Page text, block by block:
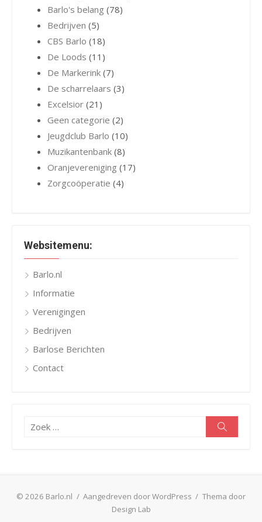
Barlo's belang (78)
Bedrijven (5)
CBS Barlo (18)
De Loods (11)
De Markerink (7)
De scharrelaars (3)
Excelsior (21)
Geen categorie (2)
Jeugdclub Barlo (10)
Muzikantenbank (8)
Oranjevereniging (17)
Zorgcoöperatie (4)
Websitemenu:
Barlo.nl
Informatie
Verenigingen
Bedrijven
Barlose Berichten
Contact
Zoeken
© 2026 Barlo.nl / Aangedreven door WordPress / Thema door
Design Lab